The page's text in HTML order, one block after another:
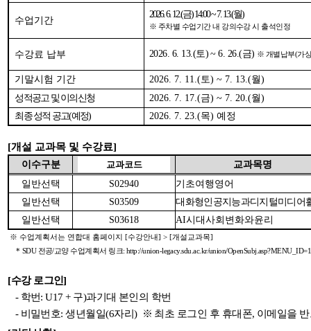
일,
조
수,
내
용
정
보
를
확
인
수
있
습
다.
수업기간
2026. 6. 12.(금) 14:00 ~ 7. 13.(월)
※ 주차별 수업기간 내 강의수강 시 출석인정
수강료 납부 2026. 6. 13.(토) ~ 6. 26.(금) ※개별납부(가
기말시험 기간 2026. 7. 11.(토) ~ 7. 13.(월)
성적공고 및 이의신청
2026. 7. 17.(금) ~ 7. 20.(월)
최종 성적 공고(예정) 2026. 7. 23.(목) 예정
[개설 교과목 및 수강료]
이수구분 교과코드
교과목명
일반선택
S02940
기초여행영어
일반선택
S03509
대화형인공지능과디지털미디어
일반선택
S03618 AI시대사회변화와윤리
※수업계획서는 연합대 홈페이지 [수강안내] > [개설교과목]
* SDU 전공/교양 수업계획서 링크: http://union-legacy.sdu.ac.kr/union/
[수강 로그인]
- 학번: U17 + 구)과기대 본인의 학번
- 비밀번호:생년월일(6자리) ※ 최초 로그인 후 휴대폰, 이메일을